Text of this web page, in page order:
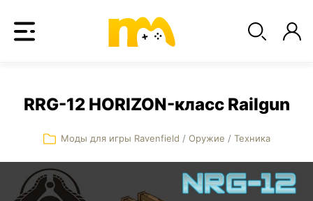
RRG-12 HORIZON-класс Railgun
Моды для игры Ravenfield / Оружие / Техника